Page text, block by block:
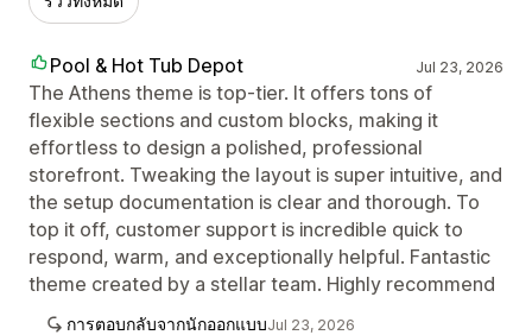
Pool & Hot Tub Depot Jul 23, 2026
The Athens theme is top-tier. It offers tons of
flexible sections and custom blocks, making it
effortless to design a polished, professional
storefront. Tweaking the layout is super intuitive, and
the setup documentation is clear and thorough. To
top it off, customer support is incredible quick to
respond, warm, and exceptionally helpful. Fantastic
theme created by a stellar team. Highly recommend
การตอบกลับจากนักออกแบบJul 23, 2026